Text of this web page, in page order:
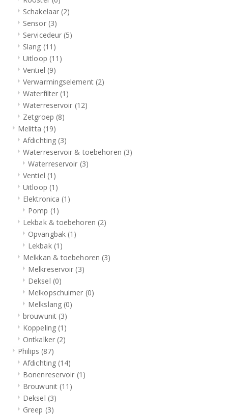
Schakelaar (2)
Sensor (3)
Servicedeur (5)
Slang (11)
Uitloop (11)
Ventiel (9)
Verwarmingselement (2)
Waterfilter (1)
Waterreservoir (12)
Zetgroep (8)
Melitta (19)
Afdichting (3)
Waterreservoir & toebehoren (3)
Waterreservoir (3)
Ventiel (1)
Uitloop (1)
Elektronica (1)
Pomp (1)
Lekbak & toebehoren (2)
Opvangbak (1)
Lekbak (1)
Melkkan & toebehoren (3)
Melkreservoir (3)
Deksel (0)
Melkopschuimer (0)
Melkslang (0)
brouwunit (3)
Koppeling (1)
Ontkalker (2)
Philips (87)
Afdichting (14)
Bonenreservoir (1)
Brouwunit (11)
Deksel (3)
Greep (3)